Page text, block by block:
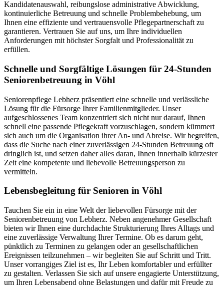
Kandidatenauswahl, reibungslose administrative Abwicklung,
kontinuierliche Betreuung und schnelle Problembehebung, um
Ihnen eine effiziente und vertrauensvolle Pflegepartnerschaft zu
garantieren. Vertrauen Sie auf uns, um Ihre individuellen
Anforderungen mit höchster Sorgfalt und Professionalität zu
erfüllen.
Schnelle und Sorgfältige Lösungen für 24-Stunden
Seniorenbetreuung in Vöhl
Seniorenpflege Lebherz präsentiert eine schnelle und verlässliche
Lösung für die Fürsorge Ihrer Familienmitglieder. Unser
aufgeschlossenes Team konzentriert sich nicht nur darauf, Ihnen
schnell eine passende Pflegekraft vorzuschlagen, sondern kümmert
sich auch um die Organisation ihrer An- und Abreise. Wir begreifen,
dass die Suche nach einer zuverlässigen 24-Stunden Betreuung oft
dringlich ist, und setzen daher alles daran, Ihnen innerhalb kürzester
Zeit eine kompetente und liebevolle Betreuungsperson zu
vermitteln.
Lebensbegleitung für Senioren in Vöhl
Tauchen Sie ein in eine Welt der liebevollen Fürsorge mit der
Seniorenbetreuung von Lebherz. Neben angenehmer Gesellschaft
bieten wir Ihnen eine durchdachte Strukturierung Ihres Alltags und
eine zuverlässige Verwaltung Ihrer Termine. Ob es darum geht,
pünktlich zu Terminen zu gelangen oder an gesellschaftlichen
Ereignissen teilzunehmen – wir begleiten Sie auf Schritt und Tritt.
Unser vorrangiges Ziel ist es, Ihr Leben komfortabler und erfüllter
zu gestalten. Verlassen Sie sich auf unsere engagierte Unterstützung,
um Ihren Lebensabend ohne Belastungen und dafür mit Freude zu